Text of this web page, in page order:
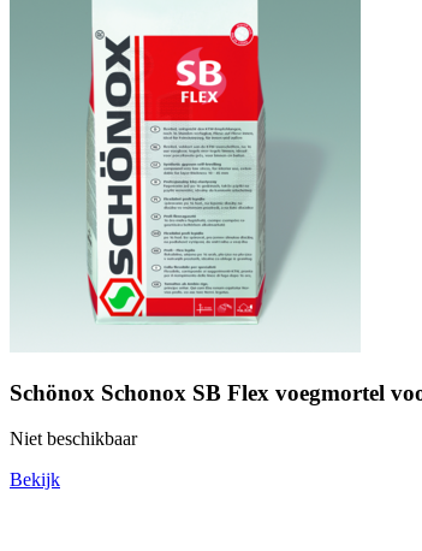
Schönox Schonox SB Flex voegmortel
Niet beschikbaar
Bekijk